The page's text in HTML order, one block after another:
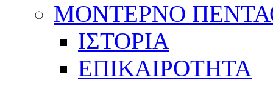
ΜΟΝΤΕΡΝΟ
ΙΣΤΟΡΙΑ
ΕΠΙΚΑΙΡΟΤΗΤΑ